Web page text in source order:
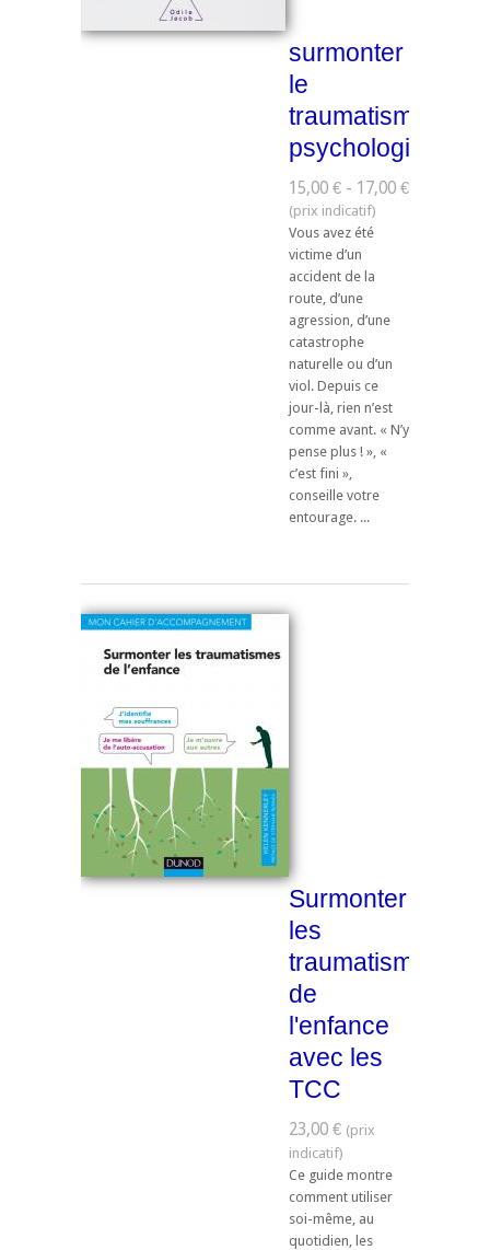
surmonter
le
traumatisme
psychologique
15,00 € - 17,00 €
Vous avez été
victime d’un
accident de la
route, d’une
agression, d’une
catastrophe
naturelle ou d’un
viol. Depuis ce
jour-là, rien n’est
comme avant. « N’y
pense plus ! », «
c’est fini »,
conseille votre
entourage. ...
Surmonter
les
traumatismes
de
l'enfance
avec les
TCC
23,00 €
Ce guide montre
comment utiliser
soi-même, au
quotidien, les